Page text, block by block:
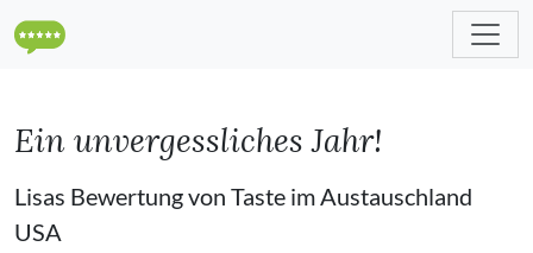
Ein unvergessliches Jahr!
Lisas Bewertung von Taste im Austauschland
USA